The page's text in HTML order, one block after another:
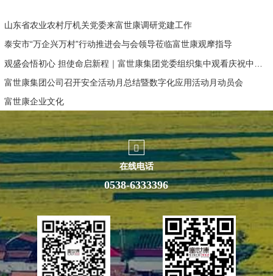
山东省农业农村厅机关党委来富世康调研党建工作
泰安市“万企兴万村”行动推进会与会领导莅临富世康观摩指导
富世康集团公司召开安全活动月总结暨数字化应用活动月动员会
富世康企业文化
在线电话
0538-6333396